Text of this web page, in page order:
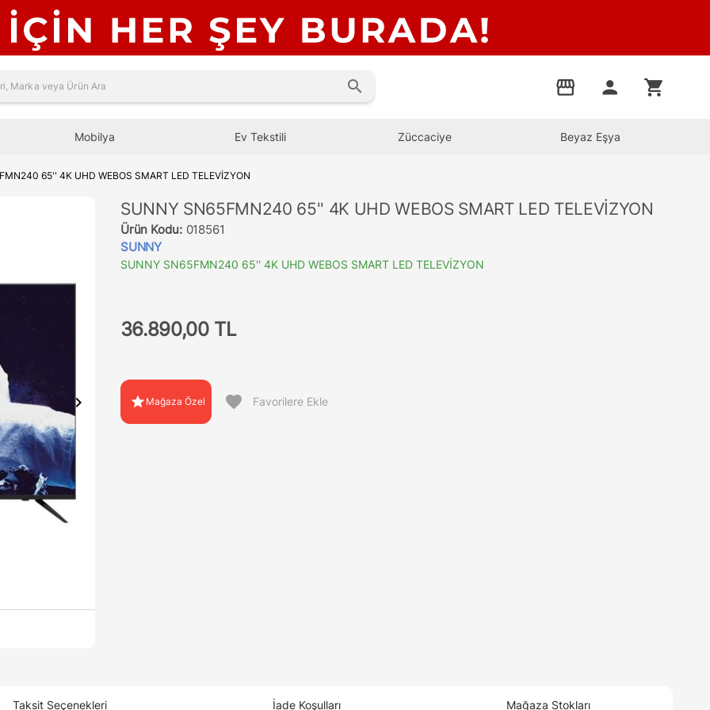
search storefront person shopping_cart
Mobilya Ev Tekstili Züccaciye Beyaz Eşya
65'' 4K UHD WEBOS SMART LED TELEVİZYON
chevron_right
SUNNY SN65FMN240 65'' 4K UHD WEBOS SMART LED TELEVİZYON
Ürün Kodu: 018561
SUNNY
SUNNY SN65FMN240 65'' 4K UHD WEBOS SMART LED TELEVİZYON
36.890,00 TL
star Mağaza Özel favorite Favorilere Ekle
Taksit Seçenekleri İade Koşulları Mağaza Stokları